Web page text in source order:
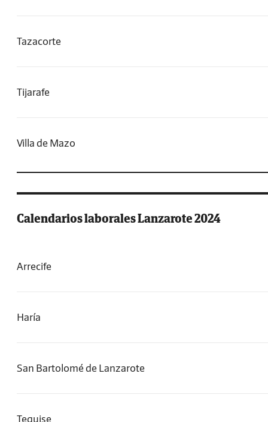
Tazacorte
Tijarafe
Villa de Mazo
Calendarios laborales Lanzarote 2024
Arrecife
Haría
San Bartolomé de Lanzarote
Teguise